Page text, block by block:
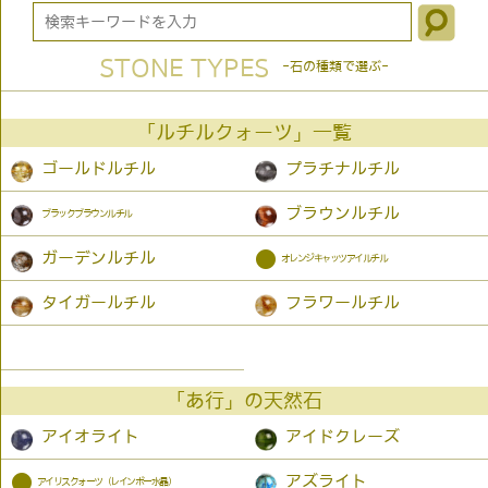
STONE TYPES -石の種類で選ぶ-
「ルチルクォーツ」一覧
ゴールドルチル プラチナルチル
ブラックブラウンルチル ブラウンルチル
ガーデンルチル ● オレンジキャッツアイルチル
タイガールチル フラワールチル
「あ行」の天然石
アイオライト アイドクレーズ
● アイリスクォーツ（レインボー水晶） アズライト